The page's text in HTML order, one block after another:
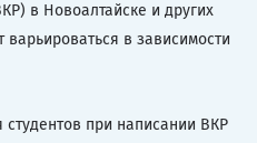
в Новоалтайске и других
в зависимости
при написании ВКР